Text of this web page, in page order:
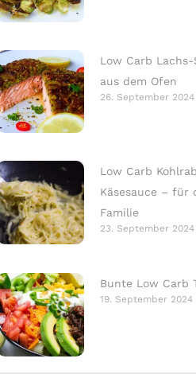
Low Carb
aus dem Ofen
26. September 2024
Low Carb
Käsesauce – für
Familie
23. September 2024
Bunte Low Carb
19. September 2024